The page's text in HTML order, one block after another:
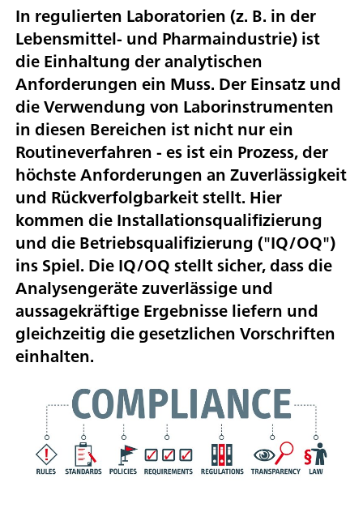
In regulierten Laboratorien (z. B. in der
Lebensmittel- und Pharmaindustrie) ist
die Einhaltung der analytischen
Anforderungen ein Muss. Der Einsatz und
die Verwendung von Laborinstrumenten
in diesen Bereichen ist nicht nur ein
Routineverfahren - es ist ein Prozess, der
höchste Anforderungen an Zuverlässigkeit
und Rückverfolgbarkeit stellt. Hier
kommen die Installationsqualifizierung
und die Betriebsqualifizierung ("IQ/OQ")
ins Spiel. Die IQ/OQ stellt sicher, dass die
Analysengeräte zuverlässige und
aussagekräftige Ergebnisse liefern und
gleichzeitig die gesetzlichen Vorschriften
einhalten.